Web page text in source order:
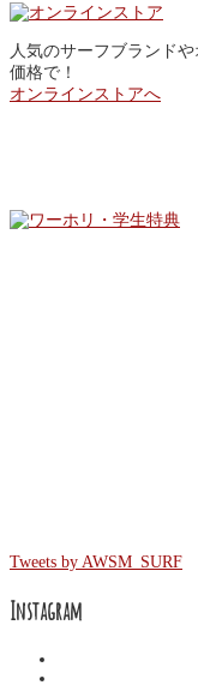
人気のサーフブランド
価格で！
オンラインストアへ
Tweets by AWSM_SURF
Instagram